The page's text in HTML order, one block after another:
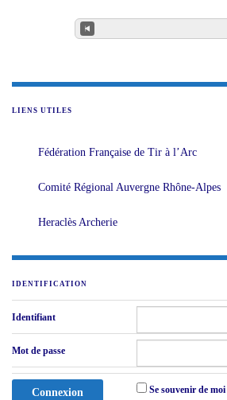
LIENS UTILES
Fédération Française de Tir à l’Arc
Comité Régional Auvergne Rhône-Alpes
Heraclès Archerie
IDENTIFICATION
Identifiant
Mot de passe
Se souvenir de moi